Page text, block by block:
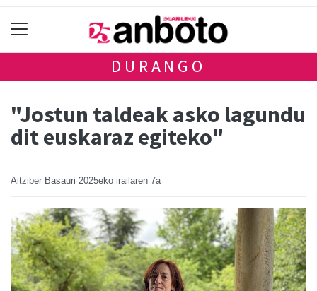
DURANGO
"Jostun taldeak asko lagundu
dit euskaraz egiteko"
Aitziber Basauri 2025eko irailaren 7a